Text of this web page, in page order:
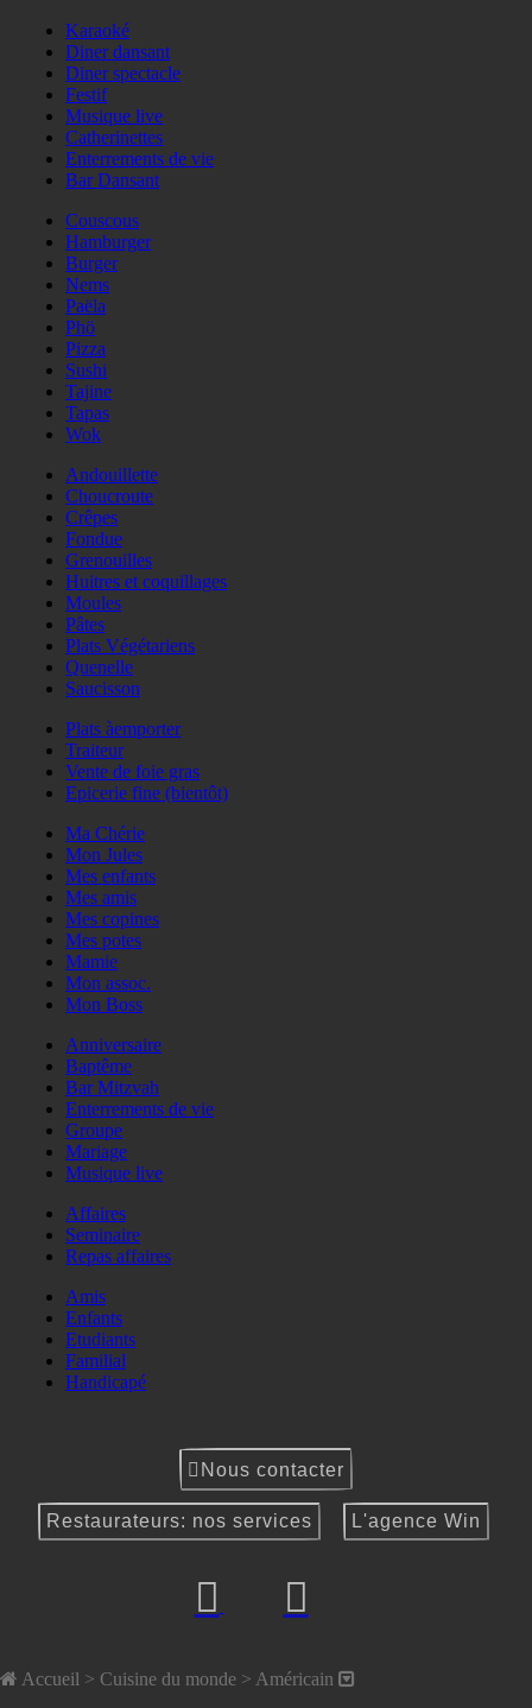
Karaoké
Diner dansant
Diner spectacle
Festif
Musique live
Catherinettes
Enterrements de vie
Bar Dansant
Couscous
Hamburger
Burger
Nems
Paëla
Phö
Pizza
Sushi
Tajine
Tapas
Wok
Andouillette
Choucroute
Crêpes
Fondue
Grenouilles
Huitres et coquillages
Moules
Pâtes
Plats Végétariens
Quenelle
Saucisson
Plats àemporter
Traiteur
Vente de foie gras
Epicerie fine (bientôt)
Ma Chérie
Mon Jules
Mes enfants
Mes amis
Mes copines
Mes potes
Mamie
Mon assoc.
Mon Boss
Anniversaire
Baptême
Bar Mitzvah
Enterrements de vie
Groupe
Mariage
Musique live
Affaires
Seminaire
Repas affaires
Amis
Enfants
Etudiants
Familial
Handicapé
Nous contacter
Restaurateurs: nos services L'agence Win
Accueil > Cuisine du monde > Américain